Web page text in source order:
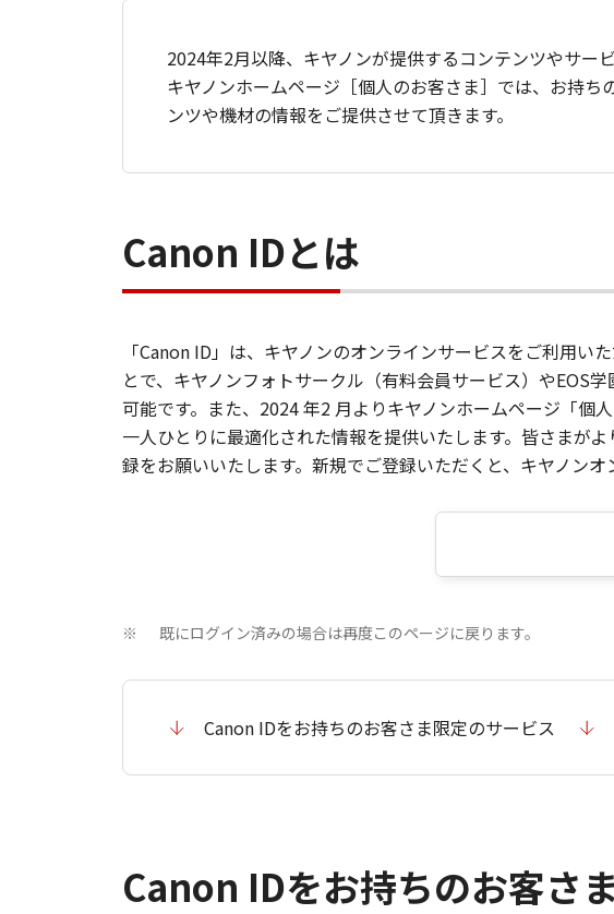
2024年2月以降、キヤノンが提供するコンテンツやサー
キヤノンホームページ［個人のお客さま］では、お持
ンツや機材の情報をご提供させて頂きます。
Canon IDとは
「Canon ID」は、キヤノンのオンラインサービスをご利用
とで、キヤノンフォトサークル（有料会員サービス）やEOS
可能です。また、2024 年2 月よりキヤノンホームページ「個
一人ひとりに最適化された情報を提供いたします。皆さまが
録をお願いいたします。新規でご登録いただくと、キヤノン
※ 既にログイン済みの場合は再度このページに戻ります。
Canon IDをお持ちのお客さま限定のサービス
Canon IDをお持ちのお客さ